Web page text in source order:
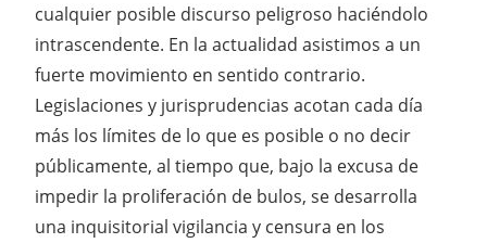
cualquier posible discurso peligroso haciéndolo
intrascendente. En la actualidad asistimos a un
fuerte movimiento en sentido contrario.
Legislaciones y jurisprudencias acotan cada día
más los límites de lo que es posible o no decir
públicamente, al tiempo que, bajo la excusa de
impedir la proliferación de bulos, se desarrolla
una inquisitorial vigilancia y censura en los